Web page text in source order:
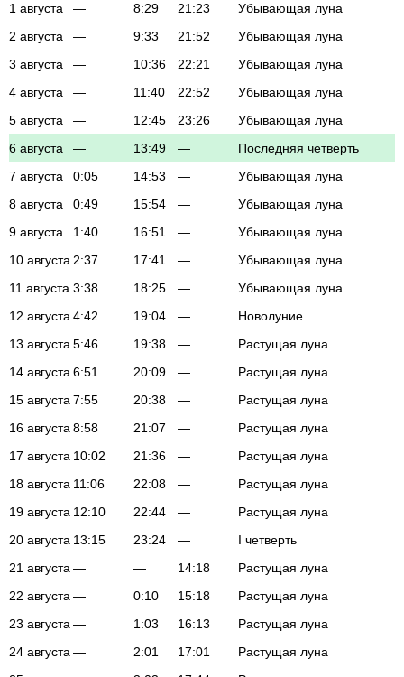
1 августа — 8:29 21:23
Убывающая луна
2 августа
— 9:33 21:52
Убывающая луна
3 августа
— 10:36 22:21
Убывающая луна
4 августа
— 11:40 22:52
Убывающая луна
5 августа
— 12:45 23:26
Убывающая луна
6 августа
— 13:49 —
Последняя четверть
7 августа
0:05 14:53 —
Убывающая луна
8 августа
0:49 15:54 —
Убывающая луна
9 августа
1:40 16:51 —
Убывающая луна
10 августа 2:37 17:41 —
Убывающая луна
11 августа 3:38 18:25 —
Убывающая луна
12 августа 4:42 19:04 —
Новолуние
13 августа 5:46 19:38 —
Растущая луна
14 августа 6:51 20:09 —
Растущая луна
15 августа 7:55 20:38 —
Растущая луна
16 августа 8:58 21:07 —
Растущая луна
17 августа 10:02 21:36 —
Растущая луна
18 августа 11:06 22:08 —
Растущая луна
19 августа 12:10 22:44 —
Растущая луна
20 августа 13:15 23:24 —
I четверть
21 августа — — 14:18
Растущая луна
22 августа — 0:10 15:18
Растущая луна
23 августа — 1:03 16:13
Растущая луна
24 августа — 2:01 17:01
Растущая луна